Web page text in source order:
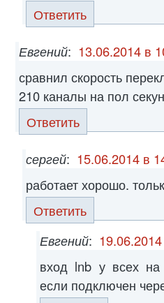
Ответить
Евгений: 13.06.2014 в
сравнил скорость
210 каналы на пол
Ответить
сергей: 15.06.2014 в
работает хорошо.
Ответить
Евгений:
вход lnb у всех на
если подключен